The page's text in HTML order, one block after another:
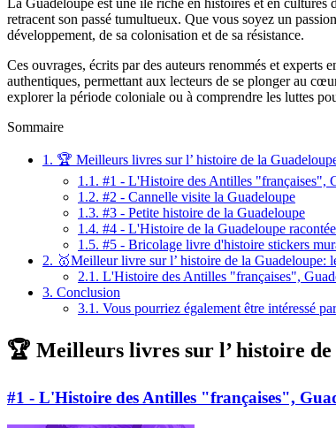
La Guadeloupe est une île riche en histoires et en
retracent son passé tumultueux. Que vous soyez un
développement, de sa colonisation et de sa résistance.
Ces ouvrages, écrits par des auteurs renommés et experts
authentiques, permettant aux lecteurs de se plonger au
explorer la période coloniale ou à comprendre les luttes
Sommaire
1. 🏆 Meilleurs livres sur l’ histoire de la
1.1. #1 - L'Histoire des Antilles "françaises",
1.2. #2 - Cannelle visite la Guadeloupe
1.3. #3 - Petite histoire de la Guadeloupe
1.4. #4 - L'Histoire de la Guadeloupe
1.5. #5 - Bricolage livre d'histoire stickers
2. 🥇Meilleur livre sur l’ histoire de la Guadeloupe:
2.1. L'Histoire des Antilles "françaises",
3. Conclusion
3.1. Vous pourriez également être intéressé
🏆 Meilleurs livres sur l’ histoire
#1 - L'Histoire des Antilles "françaises",